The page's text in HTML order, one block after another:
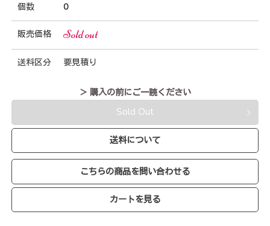
個数 0
販売価格 Sold out
送料区分 要見積り
＞ 購入の前にご一読ください
Sold Out
送料について
こちらの商品を問い合わせる
カートを見る